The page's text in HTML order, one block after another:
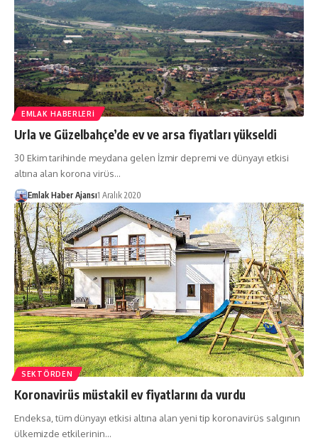
EMLAK HABERLERI
Urla ve Güzelbahçe’de ev ve arsa fiyatları yükseldi
30 Ekim tarihinde meydana gelen İzmir depremi ve dünyayı etkisi
altına alan korona virüs…
Emlak Haber Ajansı1 Aralık 2020
SEKTÖRDEN
Koronavirüs müstakil ev fiyatlarını da vurdu
Endeksa, tüm dünyayı etkisi altına alan yeni tip koronavirüs salgının
ülkemizde etkilerinin…